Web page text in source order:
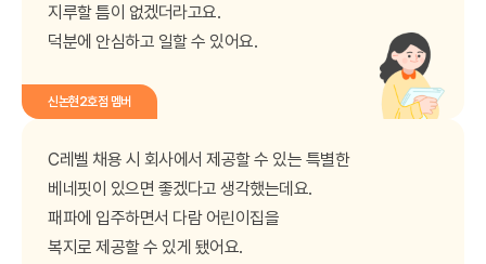
지루할 틈이 없겠더라고요.
덕분에 안심하고 일할 수 있어요.
신논현2호점 멤버
C레벨 채용 시 회사에서 제공할 수 있는 특별한
베네핏이 있으면 좋겠다고 생각했는데요.
패파에 입주하면서 다람 어린이집을
복지로 제공할 수 있게 됐어요.